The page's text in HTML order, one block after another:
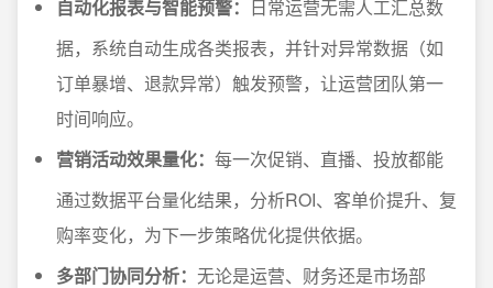
自动化报表与智能预警： 日常运营无需人工汇总数
据，系统自动生成各类报表，并针对异常数据（如
订单暴增、退款异常）触发预警，让运营团队第一
时间响应。
营销活动效果量化： 每一次促销、直播、投放都能
通过数据平台量化结果，分析ROI、客单价提升、复
购率变化，为下一步策略优化提供依据。
多部门协同分析： 无论是运营、财务还是市场部